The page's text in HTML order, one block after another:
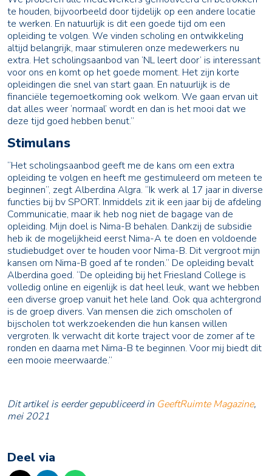
te houden, bijvoorbeeld door tijdelijk op een andere locatie
te werken. En natuurlijk is dit een goede tijd om een
opleiding te volgen. We vinden scholing en ontwikkeling
altijd belangrijk, maar stimuleren onze medewerkers nu
extra. Het scholingsaanbod van ‘NL leert door’ is interessant
voor ons en komt op het goede moment. Het zijn korte
opleidingen die snel van start gaan. En natuurlijk is de
financiële tegemoetkoming ook welkom. We gaan ervan uit
dat alles weer ‘normaal’ wordt en dan is het mooi dat we
deze tijd goed hebben benut.”
Stimulans
“Het scholingsaanbod geeft me de kans om een extra
opleiding te volgen en heeft me gestimuleerd om meteen te
beginnen”, zegt Alberdina Algra. “Ik werk al 17 jaar in diverse
functies bij bv SPORT. Inmiddels zit ik een jaar bij de afdeling
Communicatie, maar ik heb nog niet de bagage van de
opleiding. Mijn doel is Nima-B behalen. Dankzij de subsidie
heb ik de mogelijkheid eerst Nima-A te doen en voldoende
studiebudget over te houden voor Nima-B. Dit vergroot mijn
kansen om Nima-B goed af te ronden.” De opleiding bevalt
Alberdina goed. “De opleiding bij het Friesland College is
volledig online en eigenlijk is dat heel leuk, want we hebben
een diverse groep vanuit het hele land. Ook qua achtergrond
is de groep divers. Van mensen die zich omscholen of
bijscholen tot werkzoekenden die hun kansen willen
vergroten. Ik verwacht dit korte traject voor de zomer af te
ronden en daarna met Nima-B te beginnen. Voor mij biedt dit
een mooie meerwaarde.”
Dit artikel is eerder gepubliceerd in GeeftRuimte Magazine,
mei 2021
Deel via